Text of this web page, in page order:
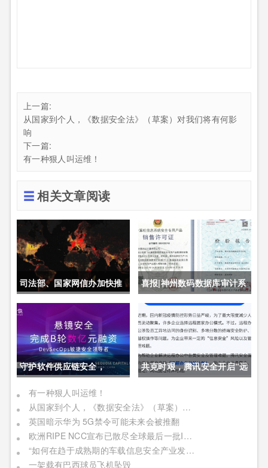
上一篇:
从国家到个人，《数据安全法》（草案）对我们将有何影
响
下一篇:
有一种狠人叫运维！
相关文章阅读
司法部、国家网信办加快推
动制定《未成年人网络保护
喜报|神州数码数据库审计系
统获公安部销售许可证
守护软件供应链安全，
DevSecOps头部厂商「悬
镜安全」完成B轮数亿元融
共克时艰，腾讯安全开启“远
有一种狠人叫运维！
从国家到个人，《数据安全法》（草案）对我们将有何影响
英国暗示华为 5G禁令可能未来会被推翻
欧洲RIPE NCC宣布已散尽全球最后一批IPv4地址
“如何在趋于成熟期的车载信息安全产业发展阶段中成功获取商业机遇”
一架载有巴西球员飞机坠毁